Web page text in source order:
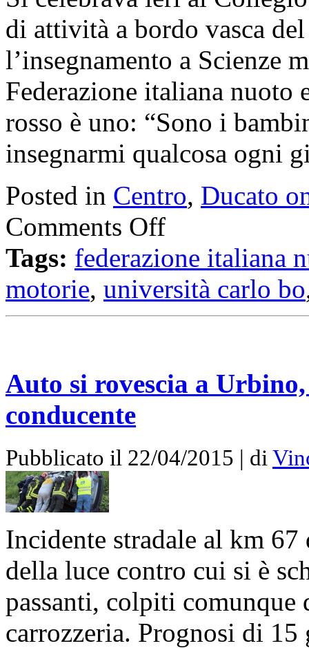
di attività a bordo vasca
l’insegnamento a Scienze
Federazione italiana
rosso è uno: “Sono i
insegnarmi qualcosa ogni
Posted in Centro, Ducato
Comments Off
Tags: federazione italiana
motorie, università carlo bo
Auto si rovescia a
conducente
Pubblicato il 22/04/2015 | di
Incidente stradale al km
della luce contro cui si è
passanti, colpiti comunque
carrozzeria. Prognosi di